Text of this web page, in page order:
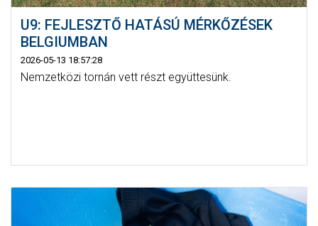
U9: FEJLESZTŐ HATÁSÚ MÉRKŐZÉSEK
BELGIUMBAN
2026-05-13 18:57:28
Nemzetközi tornán vett részt együttesünk.